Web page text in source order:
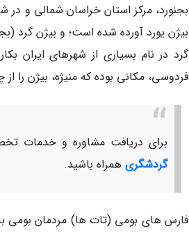
بجنورد، مرکز استان خراسان شمالی و
بیژن یورد آورده شده است؛ و بیژن گرد
گرد در نام بسیاری از شهرهای ایران
فردوسی، مکانی بوده که منیژه، بیژن را
برای دریافت مشاوره و خدمات
گردشگری همراه باشید.
فارس های بومی (تات ها) مردمان بومی